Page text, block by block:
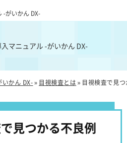
-がいかん DX-
かん DX-» 目視検査とは» 目視検査で見
見つかる不良例